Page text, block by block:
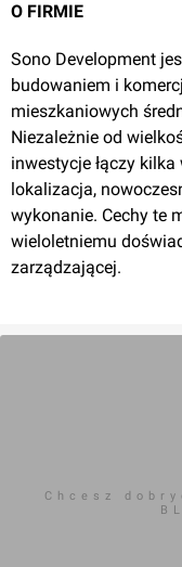
O FIRMIE
Sono Development
budowaniem i
mieszkaniowych
Niezależnie od
inwestycje łączy
lokalizacja,
wykonanie. Cechy te
wieloletniemu
zarządzającej.
Chcesz